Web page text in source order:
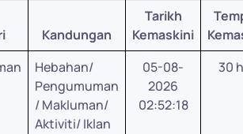
Kandungan
Tarikh
Kemaskini
Hebahan/
Pengumuman
/ Makluman/
Aktiviti/ Iklan
05-08-
2026
02:52:18
30